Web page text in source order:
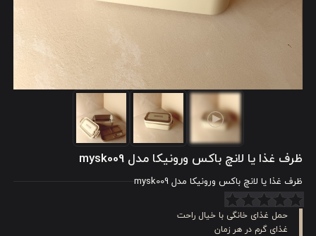
ظرف غذا یا لانچ باکس ورونیکا مدل mysk009
ظرف غذا یا لانچ باکس ورونیکا مدل mysk009
حمل غذای خانگی با خیال راحت
غذای گرم در هر زمان